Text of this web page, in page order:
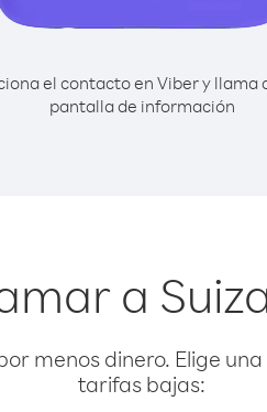
el contacto en Viber y llama
pantalla de información
a
menos dinero. Elige
tarifas bajas: